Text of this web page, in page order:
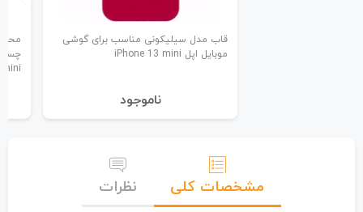
قاب مدل سیلیکونی مناسب برای گوشی
موبایل اپل iPhone 13 mini
نا‌موجود
مشخصات کلی
نظرات